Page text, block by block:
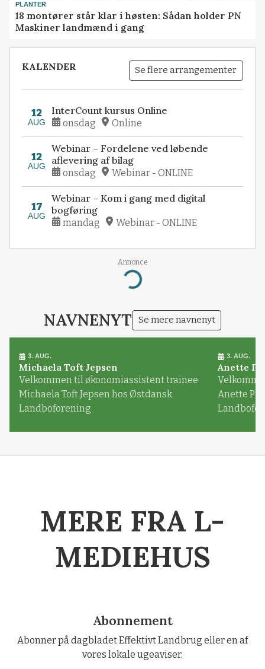
PLANTER
18 montører står klar i høsten: Sådan holder PN
Maskiner landmænd i gang
KALENDER Se flere arrangementer
12
AUG
InterCount kursus Online
onsdag Online
12
AUG
Webinar – Fordelene ved løbende
aflevering af bilag
onsdag Webinar - ONLINE
17
AUG
Webinar – Kom i gang med digital
bogføring
mandag Webinar - ONLINE
Annonce
Loading...
NAVNENYT Se mere navnenyt
3. AUG.
Michaela Toft Jepsen
Velkommen til økonomiassistent trainee
Michaela Toft Jepsen hos Østdansk
Landboforening
3. AUG.
Anette
Anette
MERE FRA L-
MEDIEHUS
Abonnement
Abonner på dagbladet Effektivt Landbrug eller en af
vores lokale ugeaviser.